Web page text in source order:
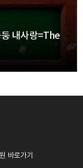
내사랑=The
바로가기